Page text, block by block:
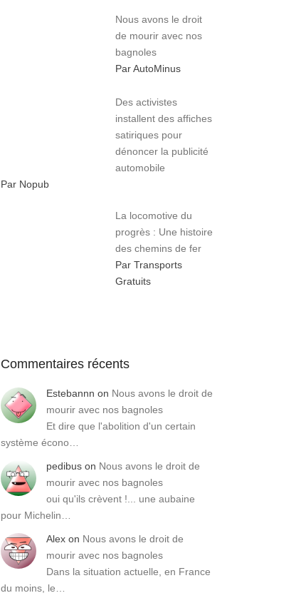
Nous avons le droit
de mourir avec nos
bagnoles
Par AutoMinus
Des activistes
installent des affiches
satiriques pour
dénoncer la publicité
automobile
Par Nopub
La locomotive du
progrès : Une histoire
des chemins de fer
Par Transports
Gratuits
Commentaires récents
Estebannn on Nous avons le droit de
mourir avec nos bagnoles
Et dire que l'abolition d'un certain
système écono…
pedibus on Nous avons le droit de
mourir avec nos bagnoles
oui qu'ils crèvent !... une aubaine
pour Michelin…
Alex on Nous avons le droit de
mourir avec nos bagnoles
Dans la situation actuelle, en France
du moins, le…